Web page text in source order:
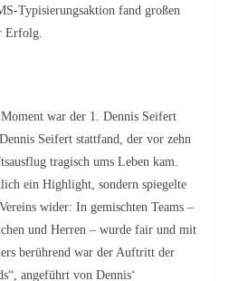
Typisierungsaktion fand großen
Erfolg.
war der 1. Dennis Seifert
Seifert stattfand, der vor zehn
tragisch ums Leben kam.
ein Highlight, sondern spiegelte
wider: In gemischten Teams –
und Herren – wurde fair und mit
berührend war der Auftritt der
angeführt von Dennis‘